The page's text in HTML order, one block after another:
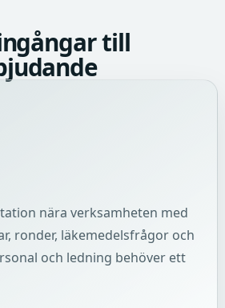
till
nära verksamheten med
ronder, läkemedelsfrågor och
och ledning behöver ett